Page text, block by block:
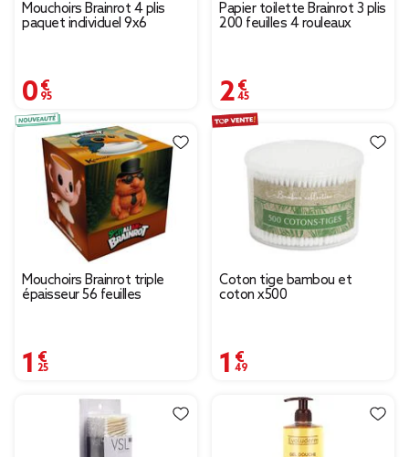
Mouchoirs Brainrot 4 plis
paquet individuel 9x6
0,95 €
Papier toilette Brainrot 3 plis
200 feuilles 4 rouleaux
2,45 €
Mouchoirs Brainrot triple
épaisseur 56 feuilles
1,25 €
Coton tige bambou et
coton x500
1,49 €